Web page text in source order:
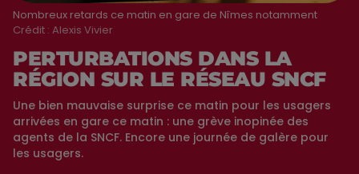
Nombreux retards ce matin en gare de Nîmes notamment
Crédit : Alexis Vivier
PERTURBATIONS DANS LA
RÉGION SUR LE RÉSEAU SNCF
Une bien mauvaise surprise ce matin pour les usagers
arrivées en gare ce matin : une grève inopinée des
agents de la SNCF. Encore une journée de galère pour
les usagers.